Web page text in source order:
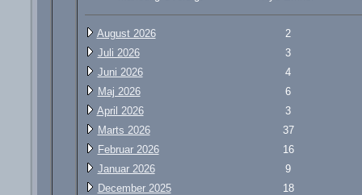
August 2026
2
Juli 2026
3
Juni 2026
4
Maj 2026
6
April 2026
3
Marts 2026
37
Februar 2026
16
Januar 2026
9
December 2025
18